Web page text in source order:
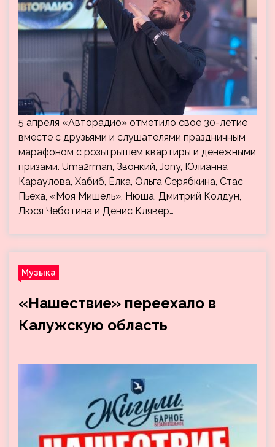
5 апреля «Авторадио» отметило свое 30-летие
вместе с друзьями и слушателями праздничным
марафоном с розыгрышем квартиры и денежными
призами. Uma2rman, Звонкий, Jony, Юлианна
Караулова, Хабиб, Ёлка, Ольга Серябкина, Стас
Пьеха, «Моя Мишель», Нюша, Дмитрий Колдун,
Люся Чеботина и Денис Клявер…
Музыка
«Нашествие» переехало в
Калужскую область